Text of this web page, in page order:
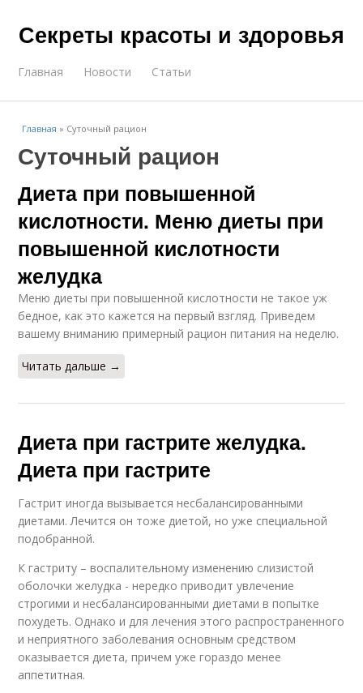
Секреты красоты и здоровья
Главная Новости Статьи
Главная » Суточный рацион
Суточный рацион
Диета при повышенной
кислотности. Меню диеты при
повышенной кислотности
желудка
Меню диеты при повышенной кислотности не такое уж
бедное, как это кажется на первый взгляд. Приведем
вашему вниманию примерный рацион питания на неделю.
Читать дальше →
Диета при гастрите желудка.
Диета при гастрите
Гастрит иногда вызывается несбалансированными
диетами. Лечится он тоже диетой, но уже специальной
подобранной.
К гастриту – воспалительному изменению слизистой
оболочки желудка - нередко приводит увлечение
строгими и несбалансированными диетами в попытке
похудеть. Однако и для лечения этого распространенного
и неприятного заболевания основным средством
оказывается диета, причем уже гораздо менее
аппетитная.